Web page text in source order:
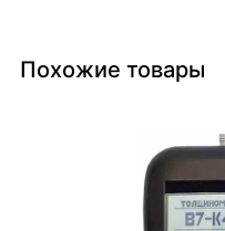
Похожие товары